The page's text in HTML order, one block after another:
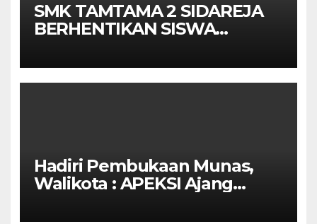
SMK TAMTAMA 2 SIDAREJA
BERHENTIKAN SISWA
LAKRI CILACAP TURUN
TANGAN
Hadiri Pembukaan Munas,
Walikota : APEKSI Ajang